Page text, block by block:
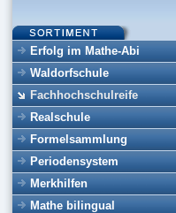
Erfolg im Mathe-Abi
Waldorfschule
Fachhochschulreife
Realschule
Formelsammlung
Periodensystem
Merkhilfen
Mathe bilingual